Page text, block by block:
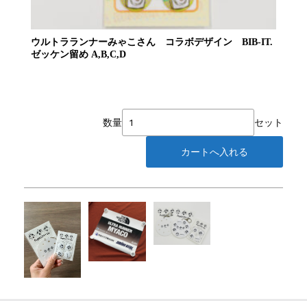
ウルトラランナーみゃこさん コラボデザイン BIB-IT.
ゼッケン留め A,B,C,D
数量 セット